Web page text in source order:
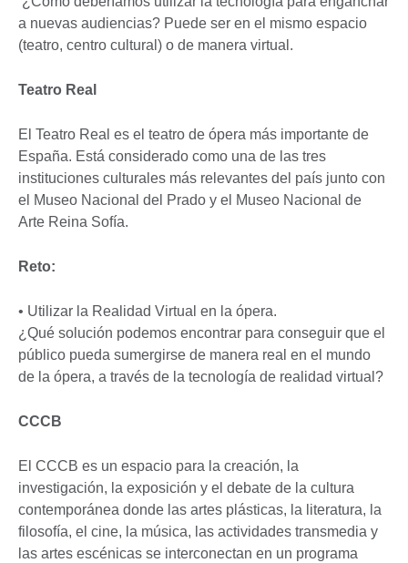
a nuevas audiencias? Puede ser en el mismo espacio
(teatro, centro cultural) o de manera virtual.
Teatro Real
El Teatro Real es el teatro de ópera más importante de
España. Está considerado como una de las tres
instituciones culturales más relevantes del país junto con
el Museo Nacional del Prado y el Museo Nacional de
Arte Reina Sofía.
Reto:
• Utilizar la Realidad Virtual en la ópera.
¿Qué solución podemos encontrar para conseguir que el
público pueda sumergirse de manera real en el mundo
de la ópera, a través de la tecnología de realidad virtual?
CCCB
El CCCB es un espacio para la creación, la
investigación, la exposición y el debate de la cultura
contemporánea donde las artes plásticas, la literatura, la
filosofía, el cine, la música, las actividades transmedia y
las artes escénicas se interconectan en un programa